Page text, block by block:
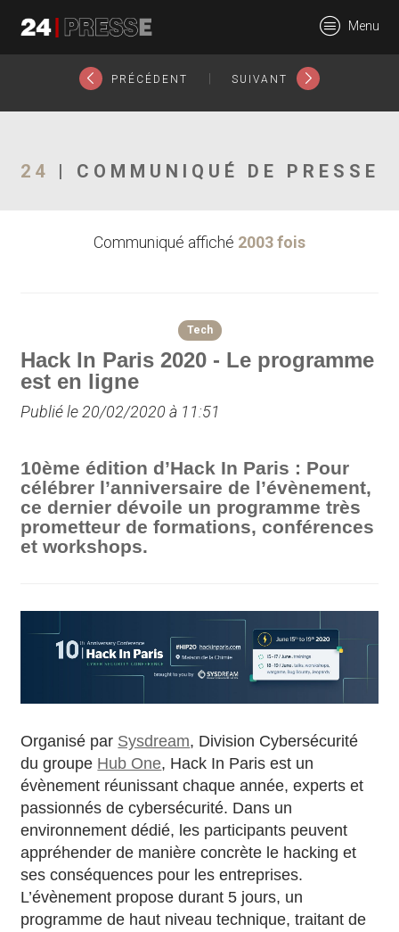
24Presse -
Communiqués de
Menu
PRÉCÉDENT SUIVANT
24 | COMMUNIQUÉ DE PRESSE
Communiqué affiché 2003 fois
Tech
Hack In Paris 2020 - Le programme
est en ligne
Publié le 20/02/2020 à 11:51
10ème édition d’Hack In Paris : Pour
célébrer l’anniversaire de l’évènement,
ce dernier dévoile un programme très
prometteur de formations, conférences
et workshops.
Organisé par Sysdream, Division Cybersécurité
du groupe Hub One, Hack In Paris est un
évènement réunissant chaque année, experts et
passionnés de cybersécurité. Dans un
environnement dédié, les participants peuvent
appréhender de manière concrète le hacking et
ses conséquences pour les entreprises.
L’évènement propose durant 5 jours, un
programme de haut niveau technique, traitant de